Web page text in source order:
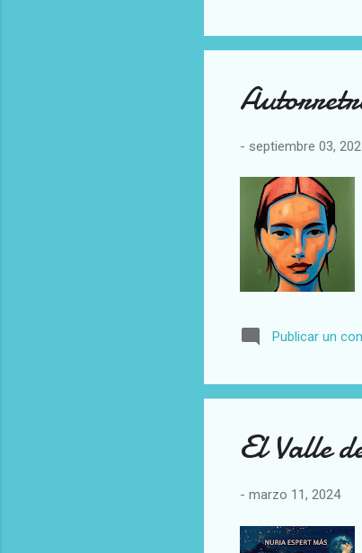
- septiembre 03,
Publicar un
El Valle
- marzo 11, 2024